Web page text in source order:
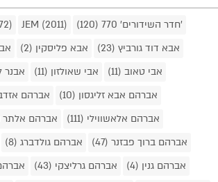
'חדר השידורים' 770 (120) JEM (2011)
אבא דוד גורביץ (23)
אבא פליסקין (2)
אבי טאוב (11)
אבי שאולזון (11)
אבנר
אברהם אבא זליגסון (10)
אברהם
אברהם אלאשווילי (111)
אברהם אלתר
אברהם ברוך פבזנר (47)
אברהם גולדברג (8)
אברהם גנין (4)
אברהם גרליצקי (43)